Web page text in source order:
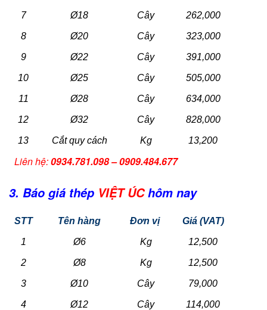
7 Ø18 Cây 262,000
8 Ø20 Cây 323,000
9 Ø22 Cây 391,000
10 Ø25 Cây 505,000
11 Ø28 Cây 634,000
12 Ø32 Cây 828,000
13 Cắt quy cách Kg 13,200
Liên hệ:0934.781.098 – 0909.484.677
3. Báo giá thép VIỆT ÚChôm nay
STT Tên hàng Đơn vị Giá (VAT)
1 Ø6 Kg 12,500
2 Ø8 Kg 12,500
3 Ø10 Cây 79,000
4 Ø12 Cây 114,000